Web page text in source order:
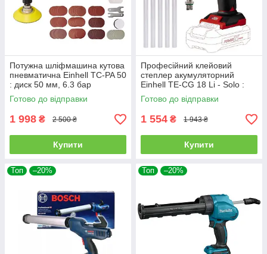
Потужна шліфмашина кутова
пневматична Einhell TC-PA 50
: диск 50 мм, 6.3 бар
(4138550)
Готово до відправки
1 998 ₴ 2 500 ₴
Купити
Професійний клейовий
степлер акумуляторний
Einhell TE-CG 18 Li - Solo :
без АКБ та ЗУ
Готово до відправки
1 554 ₴ 1 943 ₴
Купити
Топ –20% Топ –20%